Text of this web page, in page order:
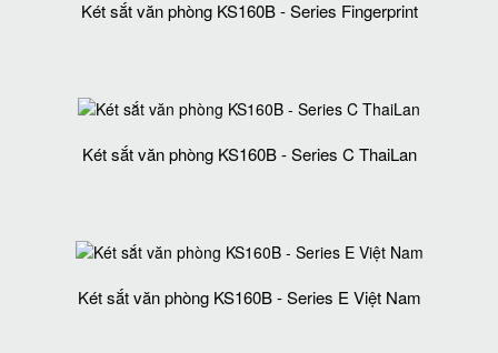
Két sắt văn phòng KS160B - Series Fingerprint
Két sắt văn phòng KS160B - Series C ThaiLan
Két sắt văn phòng KS160B - Series E Việt Nam